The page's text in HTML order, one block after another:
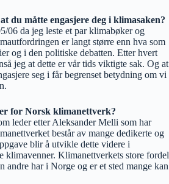
du måtte engasjere deg i klimasaken?
06 da jeg leste et par klimabøker og
er langt større enn hva som
og i den politiske debatten. Etter hvert
jeg at dette er vår tids viktigte sak. Og at
seg i får begrenset betydning om vi
for Norsk klimanettverk?
leder etter Aleksander Melli som har
består av mange dedikerte og
blir å utvikle dette videre i
klimavenner. Klimanettverkets store fordel
andre har i Norge og er et sted mange kan